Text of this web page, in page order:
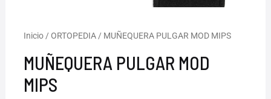
Inicio /ORTOPEDIA / MUÑEQUERA PULGAR MOD MIPS
MUÑEQUERA PULGAR MOD
MIPS
MUÑEQUERA
PULGAR
MOD
MIPS